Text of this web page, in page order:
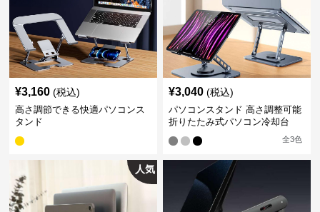
¥3,160 (税込)
高さ調節できる快適パソコンス
タンド
¥3,040 (税込)
パソコンスタンド 高さ調整可能
折りたたみ式パソコン冷却台
全3色
人気